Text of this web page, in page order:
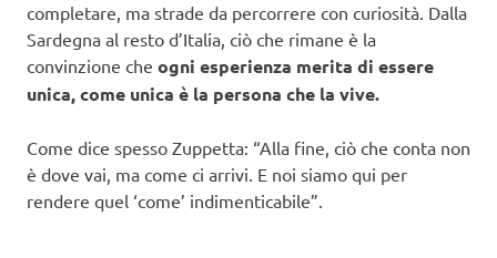
completare, ma strade da percorrere con curiosità. Dalla
Sardegna al resto d’Italia, ciò che rimane è la
convinzione che ogni esperienza merita di essere
unica, come unica è la persona che la vive.
Come dice spesso Zuppetta: “Alla fine, ciò che conta non
è dove vai, ma come ci arrivi. E noi siamo qui per
rendere quel ‘come’ indimenticabile”.